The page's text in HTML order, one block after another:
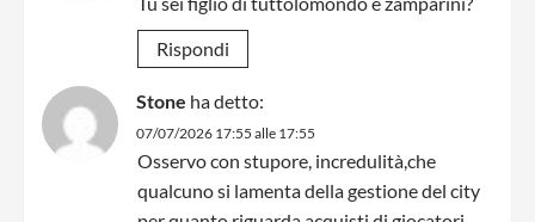
Rispondi
Stone ha detto:
07/07/2026 17:55 alle 17:55
Osservo con stupore, incredulità,che
qualcuno si lamenta della gestione del city